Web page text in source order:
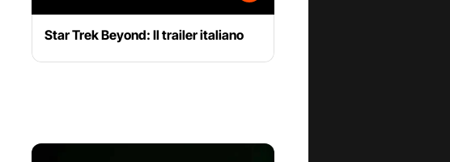
Star Trek Beyond: Il trailer italiano